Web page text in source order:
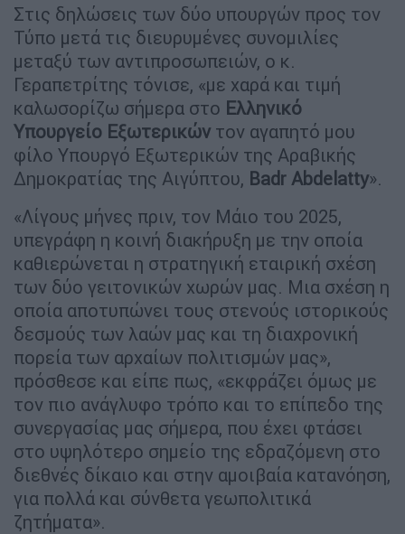
Στις δηλώσεις των δύο υπουργών προς τον
Τύπο μετά τις διευρυμένες συνομιλίες
μεταξύ των αντιπροσωπειών, ο κ.
Γεραπετρίτης τόνισε, «με χαρά και τιμή
καλωσορίζω σήμερα στο Ελληνικό
Υπουργείο Εξωτερικών τον αγαπητό μου
φίλο Υπουργό Εξωτερικών της Αραβικής
Δημοκρατίας της Αιγύπτου, Badr Abdelatty».
«Λίγους μήνες πριν, τον Μάιο του 2025,
υπεγράφη η κοινή διακήρυξη με την οποία
καθιερώνεται η στρατηγική εταιρική σχέση
των δύο γειτονικών χωρών μας. Μια σχέση η
οποία αποτυπώνει τους στενούς ιστορικούς
δεσμούς των λαών μας και τη διαχρονική
πορεία των αρχαίων πολιτισμών μας»,
πρόσθεσε και είπε πως, «εκφράζει όμως με
τον πιο ανάγλυφο τρόπο και το επίπεδο της
συνεργασίας μας σήμερα, που έχει φτάσει
στο υψηλότερο σημείο της εδραζόμενη στο
διεθνές δίκαιο και στην αμοιβαία κατανόηση,
για πολλά και σύνθετα γεωπολιτικά
ζητήματα».